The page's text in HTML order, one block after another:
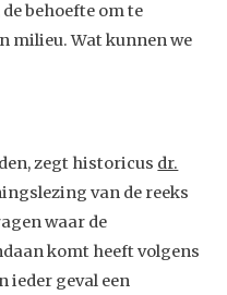
behoefte om te
milieu. Wat kunnen we
zegt historicus dr.
van de reeks
waar de
komt heeft volgens
ieder geval een